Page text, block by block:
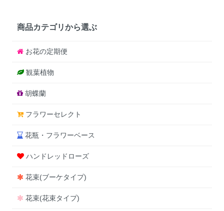
商品カテゴリから選ぶ
お花の定期便
観葉植物
胡蝶蘭
フラワーセレクト
花瓶・フラワーベース
ハンドレッドローズ
花束(ブーケタイプ)
花束(花束タイプ)